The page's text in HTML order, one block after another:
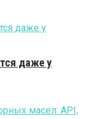
даже у